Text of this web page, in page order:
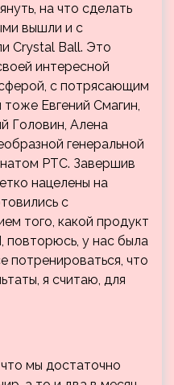
на что сделать
вышли и с
Crystal Ball. Это
интересной
с потрясающим
Евгений Смагин,
Головин, Алена
генеральной
РТС. Завершив
нацелены на
с
того, какой продукт
повторюсь, у нас была
потренироваться, что
я считаю, для
мы достаточно